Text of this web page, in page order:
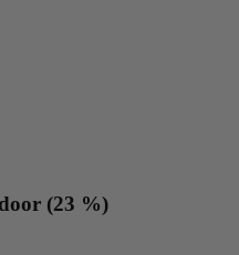
(23 %)